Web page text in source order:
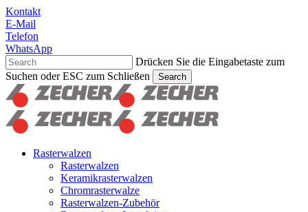
Skip
to
main
content
Kontakt
E-Mail
Telefon
WhatsApp
Drücken Sie die Eingabetaste zum
Suchen oder ESC zum Schließen
Search
Suche
schließen
Suchen
Menu
Rasterwalzen
Rasterwalzen
Keramikrasterwalzen
Chromrasterwalze
Rasterwalzen-Zubehör